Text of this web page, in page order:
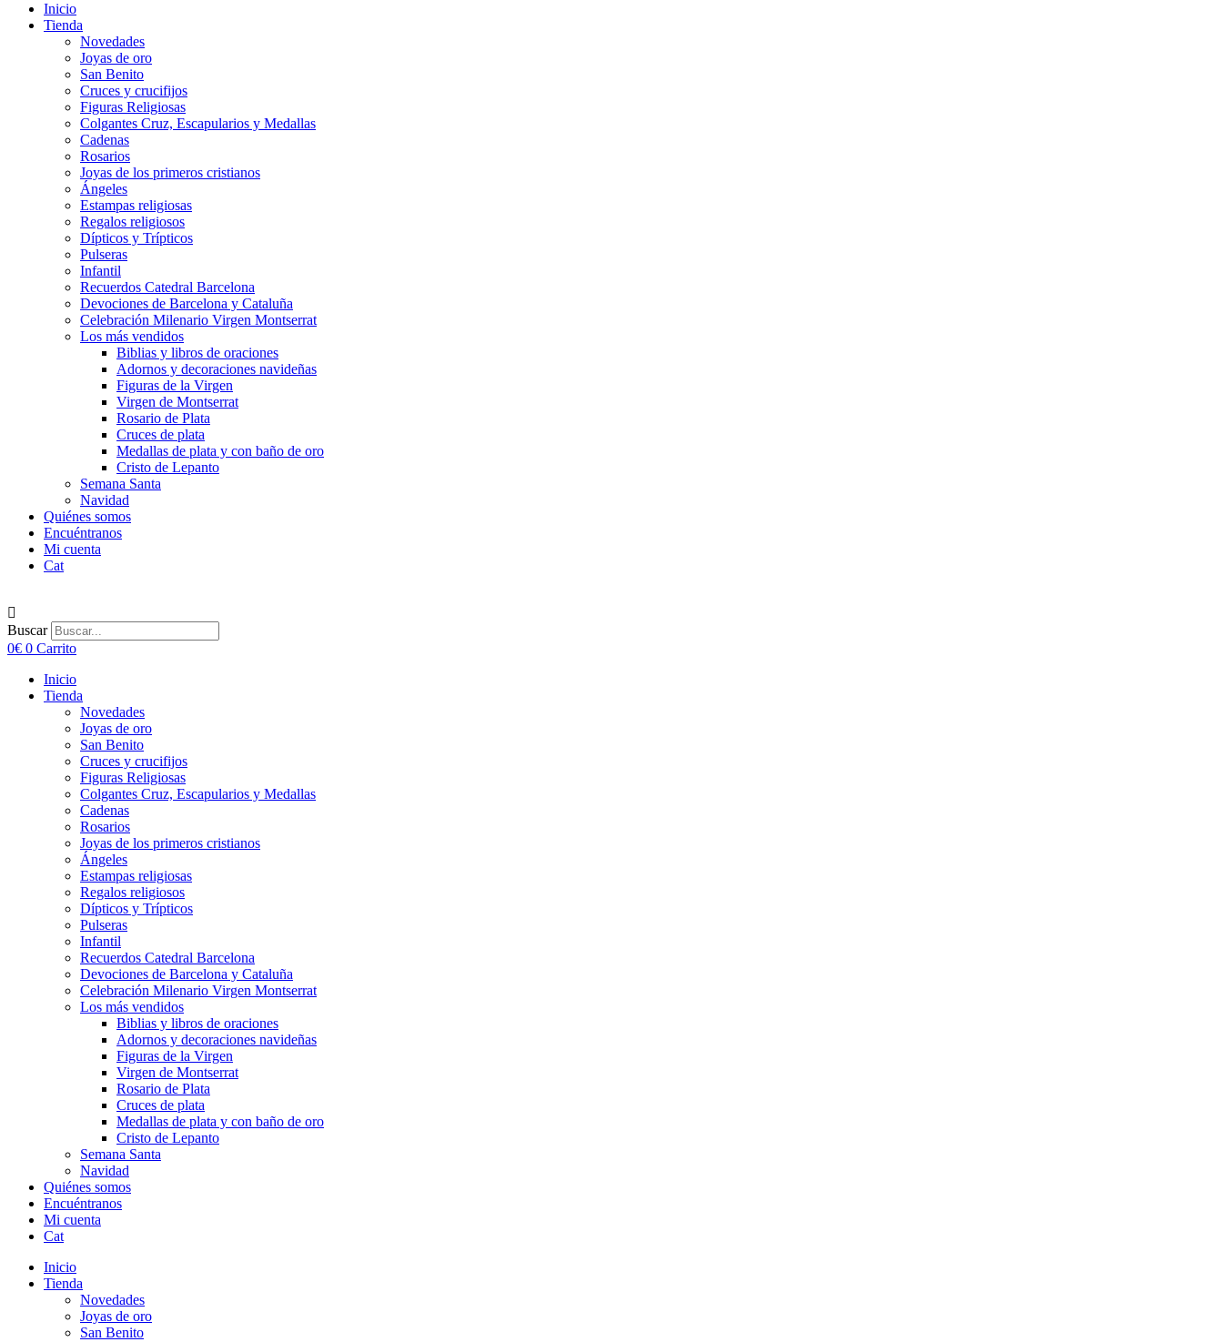
Inicio
Tienda
Novedades
Joyas de oro
San Benito
Cruces y crucifijos
Figuras Religiosas
Colgantes Cruz, Escapularios y Medallas
Cadenas
Rosarios
Joyas de los primeros cristianos
Ángeles
Estampas religiosas
Regalos religiosos
Dípticos y Trípticos
Pulseras
Infantil
Recuerdos Catedral Barcelona
Devociones de Barcelona y Cataluña
Celebración Milenario Virgen Montserrat
Los más vendidos
Biblias y libros de oraciones
Adornos y decoraciones navideñas
Figuras de la Virgen
Virgen de Montserrat
Rosario de Plata
Cruces de plata
Medallas de plata y con baño de oro
Cristo de Lepanto
Semana Santa
Navidad
Quiénes somos
Encuéntranos
Mi cuenta
Cat
Buscar
0€ 0 Carrito
Inicio
Tienda
Novedades
Joyas de oro
San Benito
Cruces y crucifijos
Figuras Religiosas
Colgantes Cruz, Escapularios y Medallas
Cadenas
Rosarios
Joyas de los primeros cristianos
Ángeles
Estampas religiosas
Regalos religiosos
Dípticos y Trípticos
Pulseras
Infantil
Recuerdos Catedral Barcelona
Devociones de Barcelona y Cataluña
Celebración Milenario Virgen Montserrat
Los más vendidos
Biblias y libros de oraciones
Adornos y decoraciones navideñas
Figuras de la Virgen
Virgen de Montserrat
Rosario de Plata
Cruces de plata
Medallas de plata y con baño de oro
Cristo de Lepanto
Semana Santa
Navidad
Quiénes somos
Encuéntranos
Mi cuenta
Cat
Inicio
Tienda
Novedades
Joyas de oro
San Benito